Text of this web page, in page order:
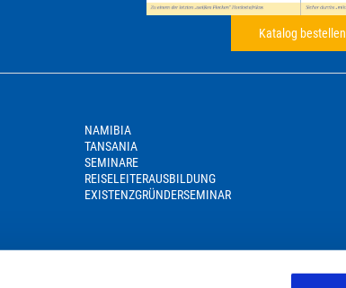
Katalog bestellen
NAMIBIA
TANSANIA
SEMINARE
REISELEITERAUSBILDUNG
EXISTENZGRÜNDERSEMINAR